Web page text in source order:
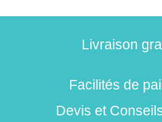
Livraison
Facilités de
Devis et